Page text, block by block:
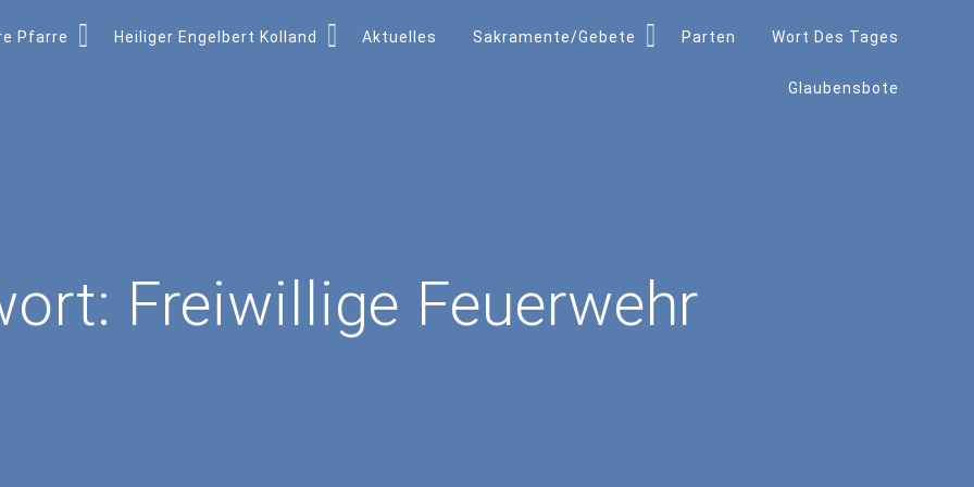
Pfarre Heiliger Engelbert Kolland Aktuelles Sakramente/Gebete Parten Wort Des Tages
Glaubensbote
Freiwillige Feuerwehr